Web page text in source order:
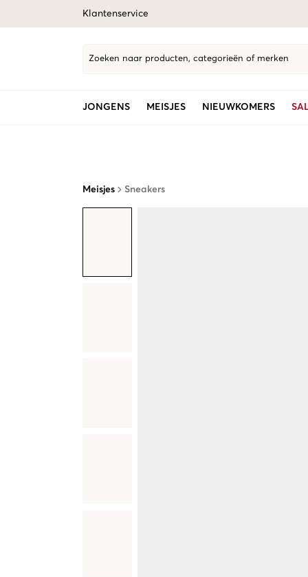
Klantenservice
Zoeken naar producten, categorieën of merken
JONGENS MEISJES NIEUWKOMERS
Meisjes Sneakers